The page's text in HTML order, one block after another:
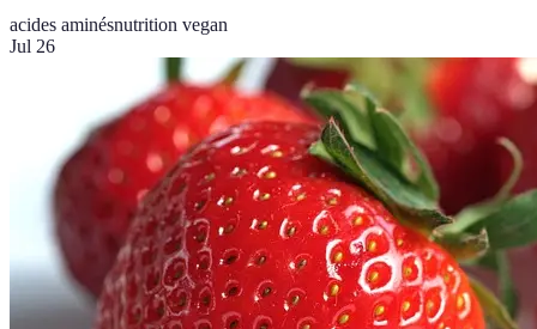
acides aminésnutrition vegan
Jul 26